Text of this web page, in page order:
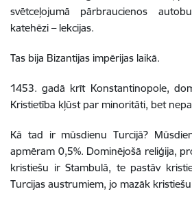
svētceļojumā pārbraucienos
katehēzi – lekcijas.
Tas bija Bizantijas impērijas laikā.
1453. gadā krīt Konstantinopole,
Kristietība kļūst par minoritāti, bet
Kā tad ir mūsdienu Turcijā?
apmēram 0,5%. Dominējošā reliģija,
kristiešu ir Stambulā, te pastāv
Turcijas austrumiem, jo mazāk